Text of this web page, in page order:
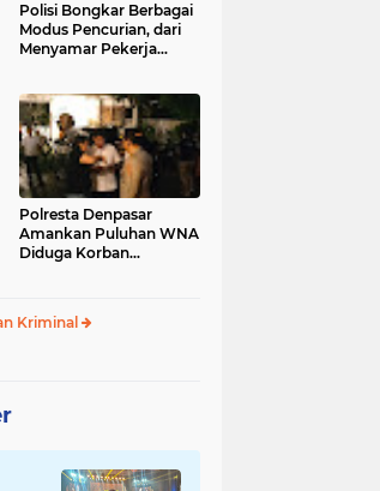
Polisi Bongkar Berbagai
Modus Pencurian, dari
Menyamar Pekerja
Polresta Denpasar
Amankan Puluhan WNA
Diduga Korban
Kriminal